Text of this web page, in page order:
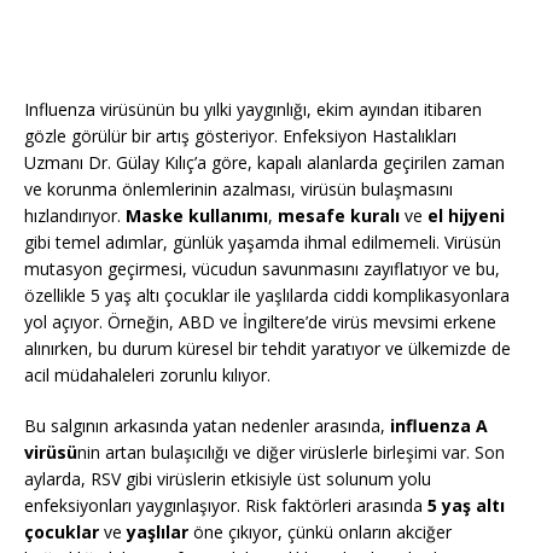
Influenza virüsünün bu yılki yaygınlığı, ekim ayından itibaren
gözle görülür bir artış gösteriyor. Enfeksiyon Hastalıkları
Uzmanı Dr. Gülay Kılıç’a göre, kapalı alanlarda geçirilen zaman
ve korunma önlemlerinin azalması, virüsün bulaşmasını
hızlandırıyor. Maske kullanımı, mesafe kuralı ve el hijyeni
gibi temel adımlar, günlük yaşamda ihmal edilmemeli. Virüsün
mutasyon geçirmesi, vücudun savunmasını zayıflatıyor ve bu,
özellikle 5 yaş altı çocuklar ile yaşlılarda ciddi komplikasyonlara
yol açıyor. Örneğin, ABD ve İngiltere’de virüs mevsimi erkene
alınırken, bu durum küresel bir tehdit yaratıyor ve ülkemizde de
acil müdahaleleri zorunlu kılıyor.
Bu salgının arkasında yatan nedenler arasında, influenza A
virüsünin artan bulaşıcılığı ve diğer virüslerle birleşimi var. Son
aylarda, RSV gibi virüslerin etkisiyle üst solunum yolu
enfeksiyonları yaygınlaşıyor. Risk faktörleri arasında 5 yaş altı
çocuklar veyaşlılar öne çıkıyor, çünkü onların akciğer